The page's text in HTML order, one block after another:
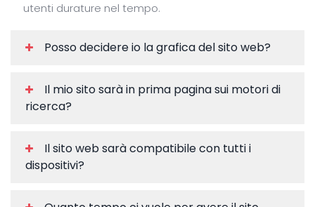
utenti durature nel tempo.
Posso decidere io la grafica del sito web?
ricerca?
dispositivi?